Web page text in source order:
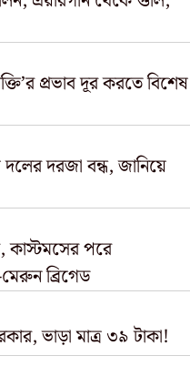
প্রভাব দূর করতে বিশেষ
দরজা বন্ধ, জানিয়ে
কাস্টমসের পরে
ব্রিগেড
ভাড়া মাত্র ৩৯ টাকা!